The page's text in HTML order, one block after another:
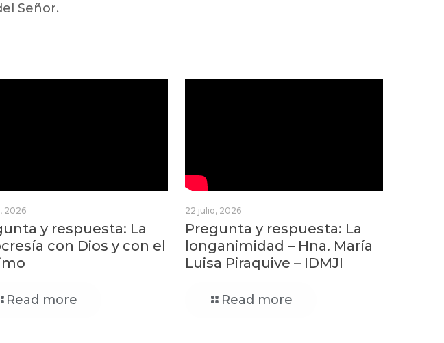
Señor.
2026
y respuesta: La
con Dios y con el
Read more
22 julio, 2026
Pregunta y respuesta: La
longanimidad – Hna. María
Luisa Piraquive – IDMJI
Read more